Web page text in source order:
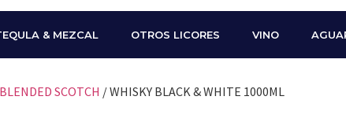
& MEZCAL OTROS LICORES VINO
BLENDED SCOTCH / WHISKY BLACK & WHITE 1000ML